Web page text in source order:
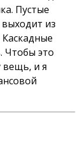
Пустые
из
Каскадные
Чтобы это
вещь, и я